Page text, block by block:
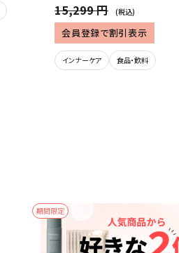
15,299 円 (税込)
会員登録で割引表示
インナーケア 食品・飲料
期間限定